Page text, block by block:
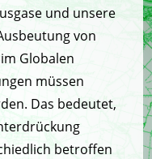
und unsere
von
Globalen
müssen
Das bedeutet,
betroffen